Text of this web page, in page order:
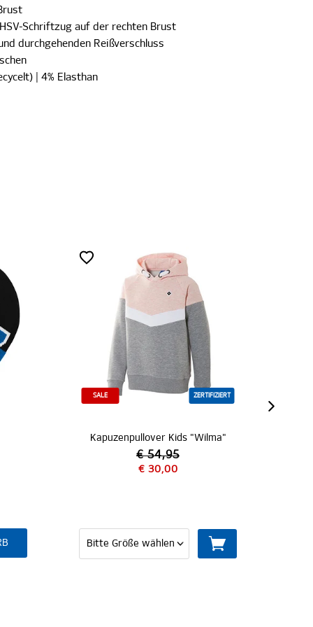
Schriftzug auf der rechten Brust
durchgehenden Reißverschluss
| 4% Elasthan
ZERTIFIZIERT
Kapuzenpullover Kids "Wilma" Kapuzenpullover Kids